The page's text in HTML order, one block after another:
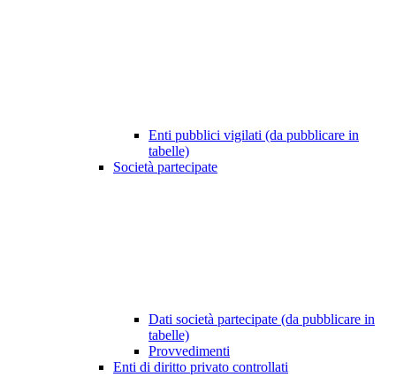
Enti pubblici vigilati (da pubblicare in
tabelle)
Società partecipate
Dati società partecipate (da pubblicare in
tabelle)
Provvedimenti
Enti di diritto privato controllati